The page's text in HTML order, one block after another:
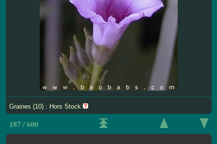
Graines (10) : Hors Stock
187 / 600